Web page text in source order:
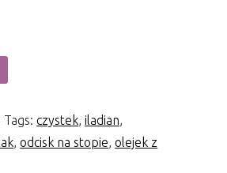
Tags:czystek,iladian,
,odcisk na stopie,olejek z